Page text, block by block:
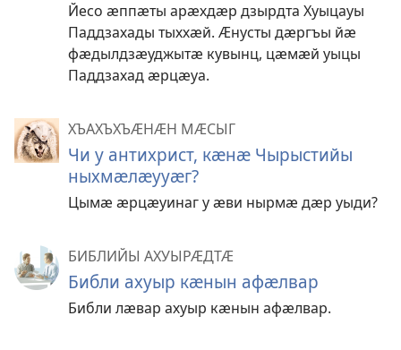
Йесо ӕппӕты арӕхдӕр дзырдта Хуыцауы
Паддзахады тыххӕй. Ӕнусты дӕргъы йӕ
фӕдылдзӕуджытӕ кувынц, цӕмӕй уыцы
Паддзахад ӕрцӕуа.
ХЪАХЪХЪӔНӔН МӔСЫГ
Чи у антихрист, кӕнӕ Чырыстийы
ныхмӕлӕууӕг?
Цымӕ ӕрцӕуинаг у ӕви нырмӕ дӕр уыди?
БИБЛИЙЫ АХУЫРӔДТӔ
Библи ахуыр кӕнын афӕлвар
Библи лӕвар ахуыр кӕнын афӕлвар.